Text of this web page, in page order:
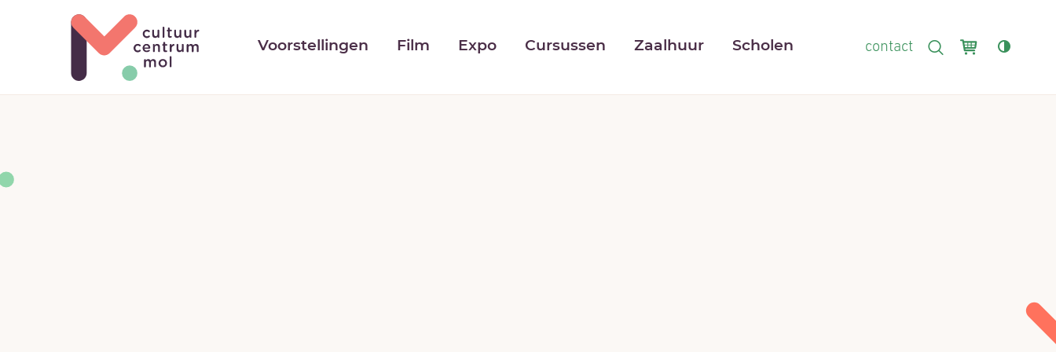
Cultuurcentrum
Mol
Voorstellingen Film Expo Cursussen Zaalhuur Scholen contact